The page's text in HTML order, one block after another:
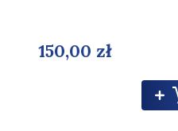
150,00 zł